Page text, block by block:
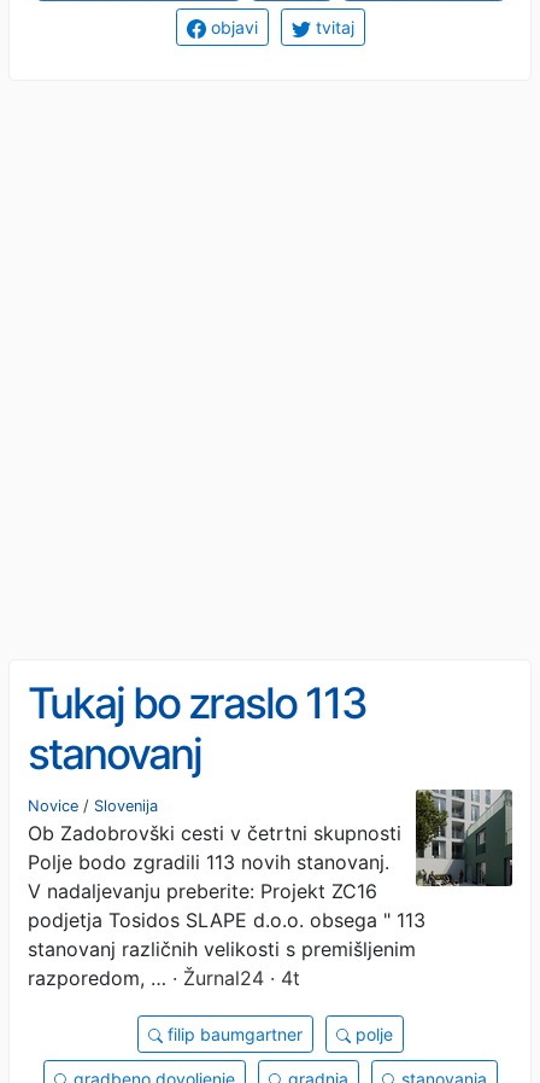
objavi tvitaj
Tukaj bo zraslo 113
stanovanj
Novice / Slovenija
Ob Zadobrovški cesti v četrtni skupnosti
Polje bodo zgradili 113 novih stanovanj.
V nadaljevanju preberite: Projekt ZC16
podjetja Tosidos SLAPE d.o.o. obsega " 113
stanovanj različnih velikosti s premišljenim
razporedom, … · Žurnal24 · 4t
filip baumgartner polje
gradbeno dovoljenje gradnja stanovanja